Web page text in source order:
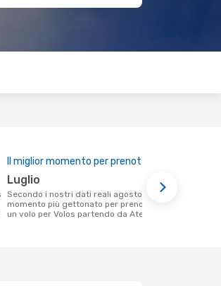
Il miglior momento per prenotare
luglio
Secondo i nostri dati reali agosto è il
momento più gettonato per prenotare
un volo per Volos partendo da Atene